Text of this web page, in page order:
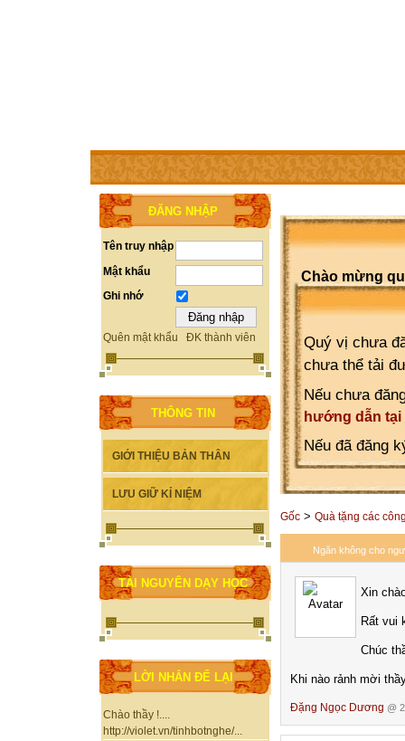
TRANG CHỦ THÀNH VIÊN TRỢ GIÚP WEBSITE
ĐĂNG NHẬP
Tên truy nhập
Mật khẩu
Ghi nhớ
Quên mật khẩu ĐK thành viên
THÔNG TIN
GIỚI THIỆU BẢN THÂN
LƯU GIỮ KỈ NIỆM
TÀI NGUYÊN DẠY HỌC
LỜI NHẮN ĐỂ LẠI
Chào thầy !....
http://violet.vn/tinhbotnghe/...
Chào mừng
Quý vị chưa
chưa thể tải
Nếu chưa
hướng dẫn tại
Nếu đã đăng
Gốc > Quà tặng các
Ngăn không cho
Xin
Rất vui
Chúc
Khi nào rảnh mời
Đặng Ngọc Dương @